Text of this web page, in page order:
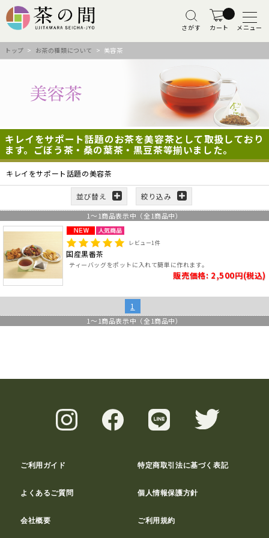
さがす カート メニュー
トップ > お茶の種類について > 美容茶
キレイをサポート話題のお茶を美容茶として取扱しており
ます。ごぼう茶・桑の葉茶・黒豆茶等揃いました。
キレイをサポート話題の美容茶
並び替え 絞り込み
1 ～ 1商品表示中（全 1商品中）
レビュー1件
国産黒番茶
ティーバッグをポットに入れて簡単に作れます。
販売価格: 2,500円(税込)
1
1 ～ 1商品表示中（全 1商品中）
ご利用ガイド 特定商取引法に基づく表記
よくあるご質問 個人情報保護方針
会社概要 ご利用規約